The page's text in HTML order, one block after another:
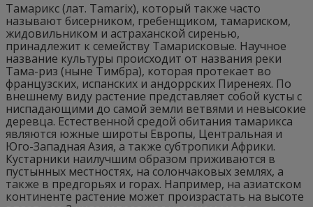
Тамарикс (лат. Tamarix), который также часто
называют бисерником, гребенщиком, тамариском,
жидовильником и астраханской сиренью,
принадлежит к семейству Тамарисковые. Научное
название культуры происходит от названия реки
Тама-риз (ныне Тимбра), которая протекает во
французских, испанских и андоррских Пиренеях. По
внешнему виду растение представляет собой кусты с
ниспадающими до самой земли ветвями и невысокие
деревца. Естественной средой обитания тамарикса
являются южные широты Европы, Центральная и
Юго-Западная Азия, а также субтропики Африки.
Кустарники наилучшим образом приживаются в
пустынных местностях, на солончаковых землях, а
также в предгорьях и горах. Например, на азиатском
континенте растение может произрастать на высоте